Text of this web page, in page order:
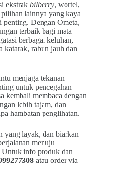
ekstrak bilberry, wortel,
lainnya yang kaya
penting. Dengan Ometa,
terbaik bagi mata
berbagai keluhan,
katarak, rabun jauh dan
menjaga tekanan
untuk pencegahan
kembali membaca dengan
lebih tajam, dan
hambatan penglihatan.
yang layak, dan biarkan
menuju
Untuk info produk dan
atau order via